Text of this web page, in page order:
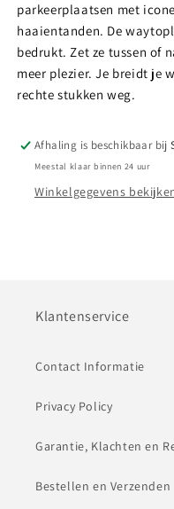
parkeerplaatsen met
haaientanden. De
bedrukt. Zet ze tussen of
meer plezier. Je breidt je
rechte stukken weg.
Afhaling is beschikbaar bij
Meestal klaar binnen 24 uur
Winkelgegevens
Klantenservice
Contact Informatie
Privacy Policy
Garantie, Klachten en
Bestellen en Verzenden